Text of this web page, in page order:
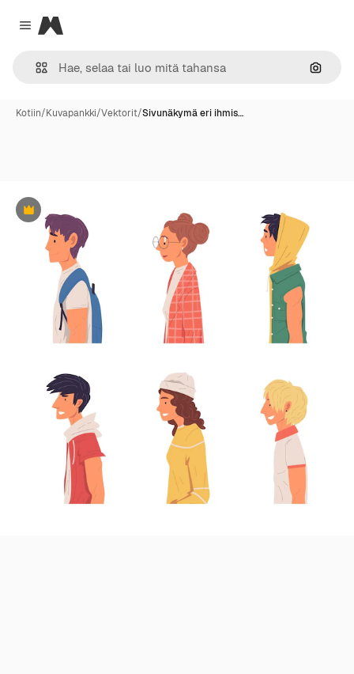
Close menu
Magnific
Hae
Kotiin/Kuvapankki/Vektorit/Sivunäkymä eri ihmis…
Premium